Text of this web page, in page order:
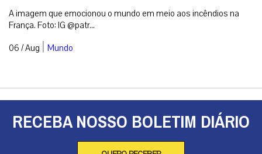
A imagem que emocionou o mundo em meio aos incêndios na
França. Foto: IG @patr...
06 / Aug | Mundo
RECEBA NOSSO BOLETIM DIÁRIO